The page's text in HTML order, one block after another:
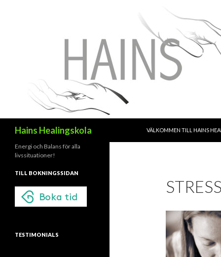
Hains Healingskola
VÄLKOMMEN TILL HAINS
Energi och Balans för alla
livssituationer!
TILL BOKNINGSSIDAN
TESTIMONIALS